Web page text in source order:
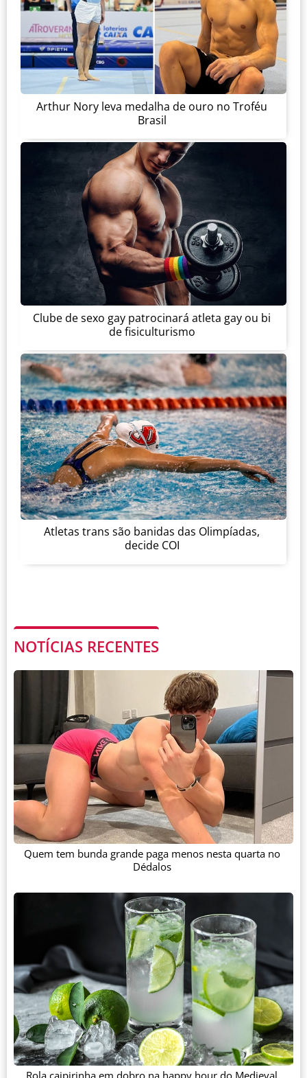
Arthur Nory leva medalha de ouro no Troféu
Brasil
Clube de sexo gay patrocinará atleta gay ou bi
de fisiculturismo
Atletas trans são banidas das Olimpíadas,
decide COI
NOTÍCIAS RECENTES
Quem tem bunda grande paga menos nesta quarta no
Dédalos